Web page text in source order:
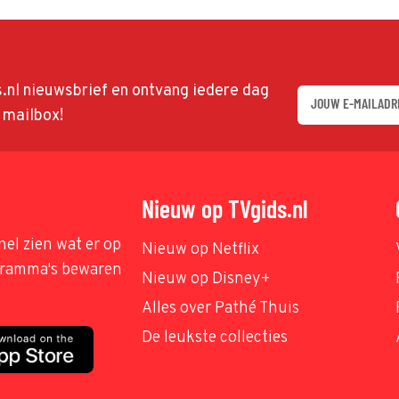
nieuwsbrief en ontvang iedere dag
zien wat er op
bewaren
Nieuw op TVgids.nl
Nieuw op Netflix
Nieuw op Disney+
Alles over Pathé Thuis
De leukste collecties